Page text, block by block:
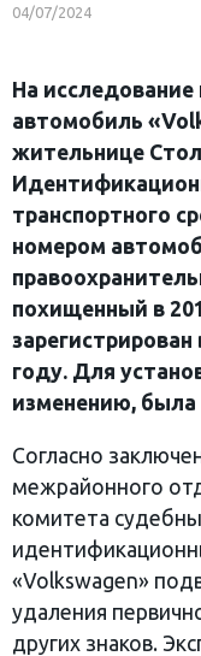
04/07/2024
На исследование
автомобиль
жительнице
транспортного
номером
похищенный в
зарегистрирован
году. Для
изменению, была
Согласно
межрайонного
комитета
«Volkswagen»
удаления
других знаков.